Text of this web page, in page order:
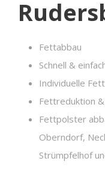
Fettabbau
Schnell &
Individuelle
Fettreduktion
Fettpolster
Oberndorf,
Strümpfelhof